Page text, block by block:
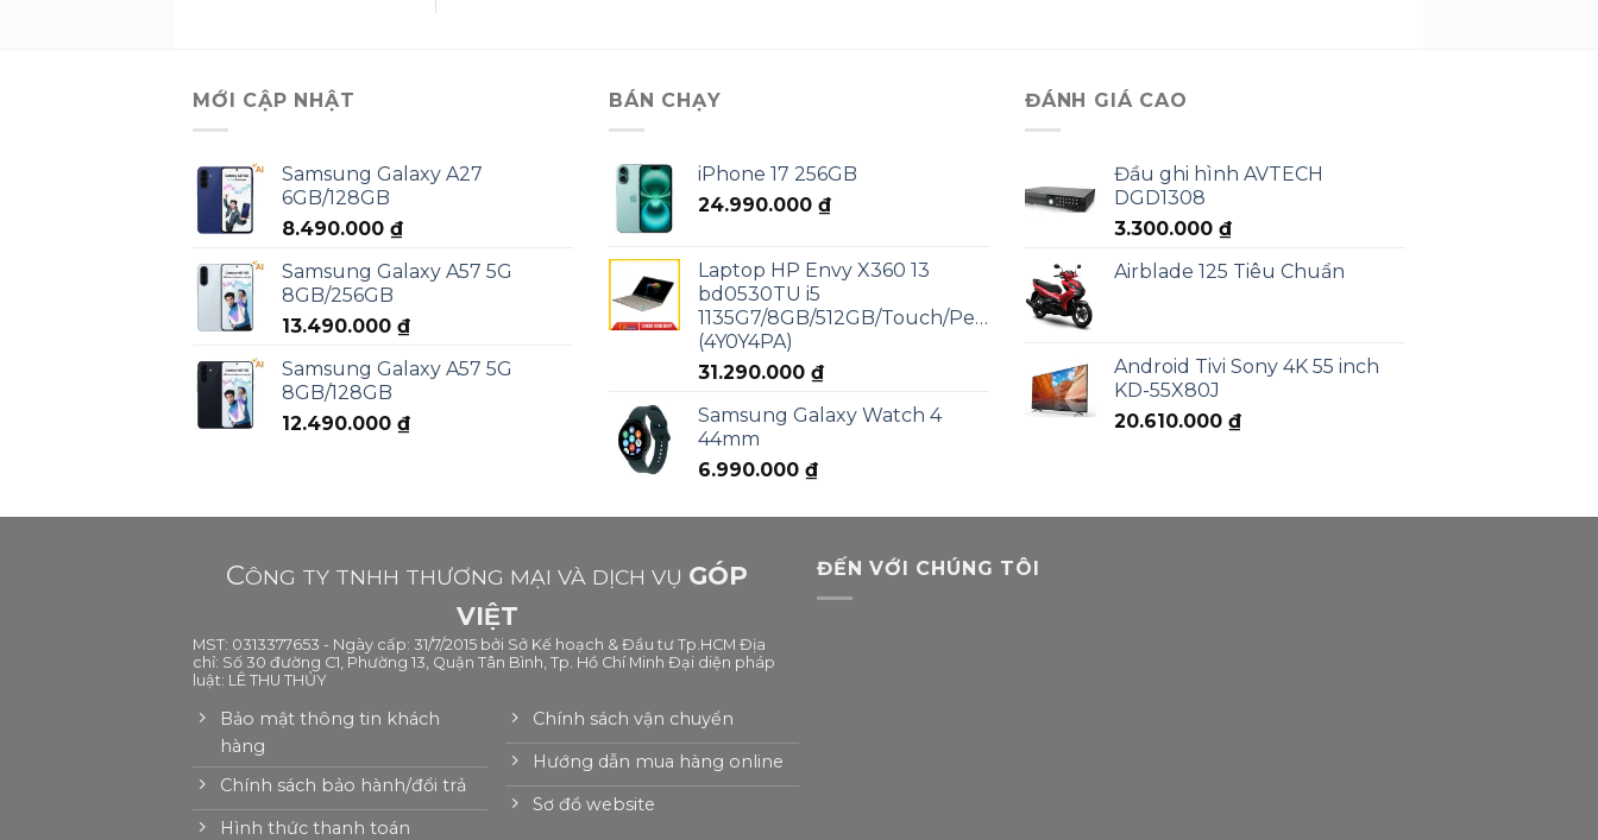
MỚI CẬP NHẬT
Samsung Galaxy A27
6GB/128GB
8.490.000 ₫
Samsung Galaxy A57 5G
8GB/256GB
13.490.000 ₫
Samsung Galaxy A57 5G
8GB/128GB
12.490.000 ₫
BÁN CHẠY
iPhone 17 256GB
24.990.000 ₫
Laptop HP Envy X360 13
bd0530TU i5
1135G7/8GB/512GB/Touch/Pen/Win11
(4Y0Y4PA)
31.290.000 ₫
Samsung Galaxy Watch 4
44mm
6.990.000 ₫
ĐÁNH GIÁ CAO
Đầu ghi hình AVTECH
DGD1308
3.300.000 ₫
Airblade 125 Tiêu Chuẩn
Android Tivi Sony 4K 55 inch
KD-55X80J
20.610.000 ₫
CÔNG TY TNHH THƯƠNG MẠI VÀ DỊCH VỤ GÓP
VIỆT
MST: 0313377653 - Ngày cấp: 31/7/2015 bởi Sở Kế hoạch & Đầu tư Tp.HCM Địa
chỉ: Số 30 đường C1, Phường 13, Quận Tân Bình, Tp. Hồ Chí Minh Đại diện pháp
luật: LÊ THU THỦY
Bảo mật thông tin khách
hàng
Chính sách bảo hành/đổi trả
Hình thức thanh toán
Chính sách vận chuyển
Hướng dẫn mua hàng online
Sơ đồ website
ĐẾN VỚI CHÚNG TÔI